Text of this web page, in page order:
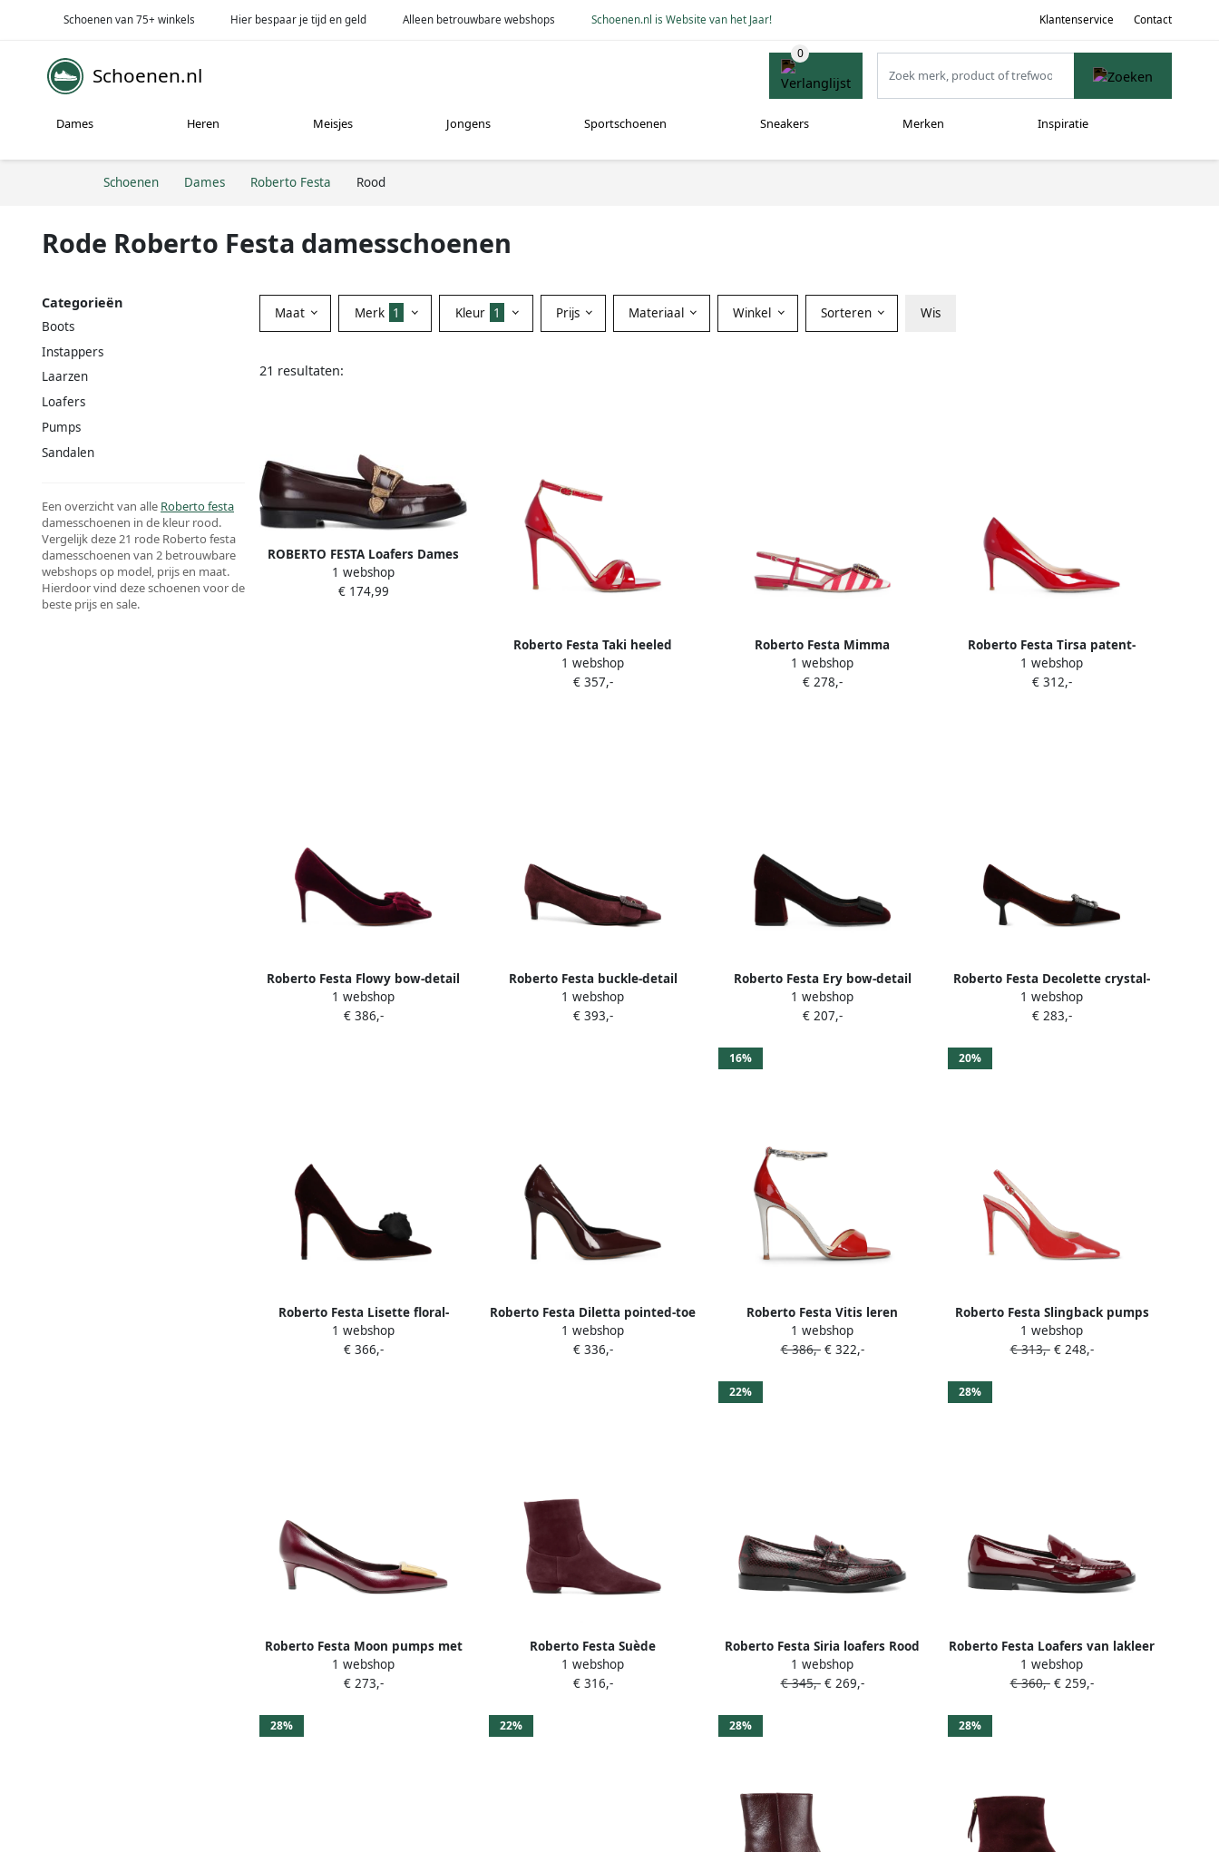
Schoenen van 75+ winkels Hier bespaar je tijd en geld Alleen betrouwbare webshops Schoenen.nl is Website van het Jaar! Klantenservice Contact
Schoenen.nl
Dames Heren Meisjes Jongens Sportschoenen Sneakers Merken Inspiratie
Schoenen Dames Roberto Festa Rood
Rode Roberto Festa damesschoenen
Categorieën
Boots
Instappers
Laarzen
Loafers
Pumps
Sandalen
Een overzicht van alle Roberto festa
damesschoenen in de kleur rood.
Vergelijk deze 21 rode Roberto festa
damesschoenen van 2 betrouwbare
webshops op model, prijs en maat.
Hierdoor vind deze schoenen voor de
beste prijs en sale.
Maat Merk 1 Kleur 1 Prijs Materiaal Winkel Sorteren Wis
21 resultaten:
ROBERTO FESTA Loafers Dames
Lira Maat: 38 Materiaal: Leer
Kleur: Rood
1 webshop
€ 174,99
Roberto Festa Taki heeled
sandals Rood
1 webshop
€ 357,-
Roberto Festa Mimma
rhinestone-embellished striped
slingback flat pumps Rood
1 webshop
€ 278,-
Roberto Festa Tirsa patent-
leather heeled pumps Rood
1 webshop
€ 312,-
Roberto Festa Flowy bow-detail
pumps Rood
1 webshop
€ 386,-
Roberto Festa buckle-detail
pointed-toe leather heeled
pumps Rood
1 webshop
€ 393,-
Roberto Festa Ery bow-detail
block-heel pumps Rood
1 webshop
€ 207,-
Roberto Festa Decolette crystal-
buckle velvet pumps Rood
1 webshop
€ 283,-
Roberto Festa Lisette floral-
appliqué pumps Rood
1 webshop
€ 366,-
Roberto Festa Diletta pointed-toe
pumps Rood
1 webshop
€ 336,-
16%
Roberto Festa Vitis leren
sandalen met enkelband en hak
Rood
1 webshop
€ 386,-€ 322,-
20%
Roberto Festa Slingback pumps
Rood
1 webshop
€ 313,-€ 248,-
Roberto Festa Moon pumps met
hak Rood
1 webshop
€ 273,-
Roberto Festa Suède
enkellaarzen Rood
1 webshop
€ 316,-
22%
Roberto Festa Siria loafers Rood
1 webshop
€ 345,-€ 269,-
28%
Roberto Festa Loafers van lakleer
Rood
1 webshop
€ 360,-€ 259,-
28% 22% 28% 28%